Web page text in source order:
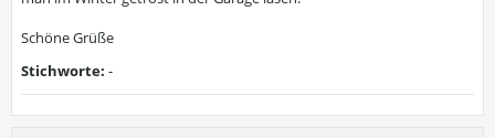
Schöne Grüße
Stichworte: -